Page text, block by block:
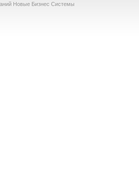
Новые Бизнес Системы